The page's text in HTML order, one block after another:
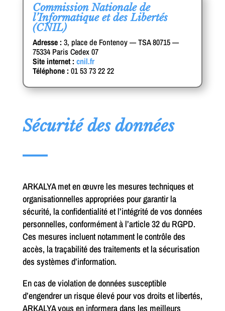
Commission Nationale de
l’Informatique et des Libertés
(CNIL)
Adresse :3, place de Fontenoy — TSA 80715 —
75334 Paris Cedex 07
Site internet :cnil.fr
Téléphone :01 53 73 22 22
Sécurité des données
ARKALYA met en œuvre les mesures techniques et
organisationnelles appropriées pour garantir la
sécurité, la confidentialité et l’intégrité de vos données
personnelles, conformément à l’article 32 du RGPD.
Ces mesures incluent notamment le contrôle des
accès, la traçabilité des traitements et la sécurisation
des systèmes d’information.
En cas de violation de données susceptible
d’engendrer un risque élevé pour vos droits et libertés,
ARKALYA vous en informera dans les meilleurs